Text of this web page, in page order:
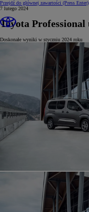
Przejdź do głównej zawartości (Press Enter)
7 lutego 2024
Toyota
Doskonałe wyniki w styczniu 2024 roku